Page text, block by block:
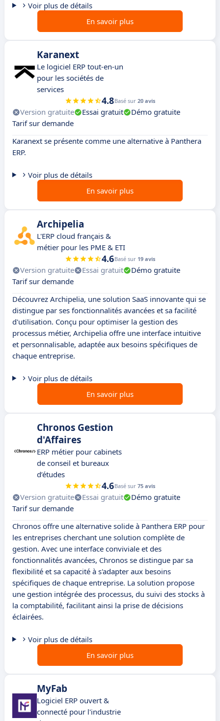
Voir plus de détails
En savoir plus
Karanext
Le logiciel ERP tout-en-un
pour les sociétés de
services
4.8Basé sur 20 avis
Version gratuite Essai gratuit
Démo gratuite
Tarif sur demande
Karanext se présente comme une alternative à Panthera
ERP.
Voir plus de détails
En savoir plus
Archipelia
L'ERP cloud français &
métier pour les PME & ETI
4.6Basé sur 19 avis
Version gratuite Essai gratuit
Démo gratuite
Tarif sur demande
Découvrez Archipelia, une solution SaaS innovante qui se
distingue par ses fonctionnalités avancées et sa facilité
d'utilisation. Conçu pour optimiser la gestion des
processus métier, Archipelia offre une interface intuitive
et personnalisable, adaptée aux besoins spécifiques de
chaque entreprise.
Voir plus de détails
En savoir plus
Chronos Gestion
d'Affaires
ERP métier pour cabinets
de conseil et bureaux
d’études
4.6Basé sur 75 avis
Version gratuite Essai gratuit
Démo gratuite
Tarif sur demande
Chronos offre une alternative solide à Panthera ERP pour
les entreprises cherchant une solution complète de
gestion. Avec une interface conviviale et des
fonctionnalités avancées, Chronos se distingue par sa
flexibilité et sa capacité à s'adapter aux besoins
spécifiques de chaque entreprise. La solution propose
une gestion intégrée des processus, du suivi des stocks à
la comptabilité, facilitant ainsi la prise de décisions
éclairées.
Voir plus de détails
En savoir plus
MyFab
Logiciel ERP ouvert &
connecté pour l'industrie